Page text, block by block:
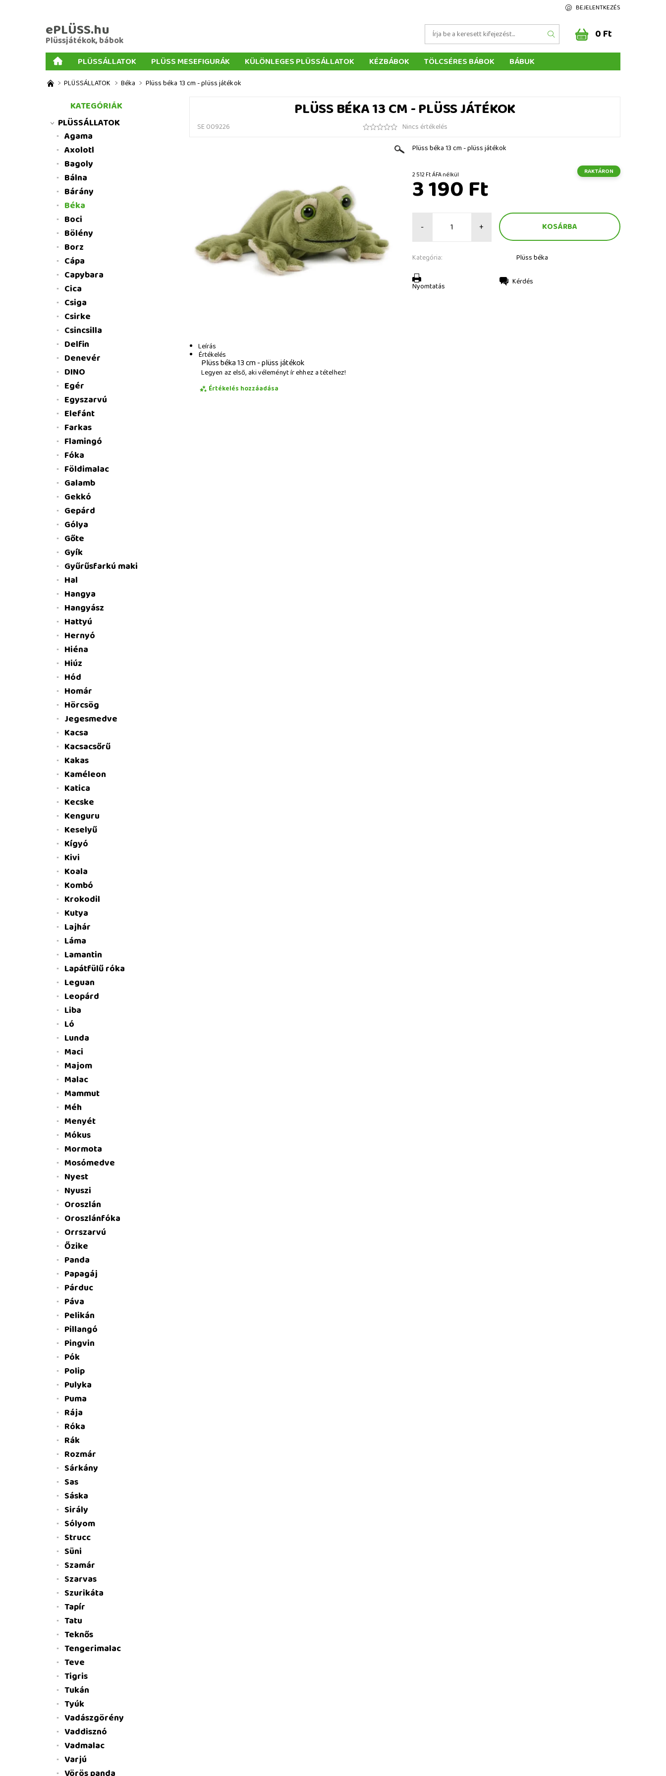
BEJELENTKEZÉS
ePLÜSS.hu
Plüssjátékok, bábok 0 Ft
PLÜSSÁLLATOK PLÜSS MESEFIGURÁK KÜLÖNLEGES PLÜSSÁLLATOK KÉZBÁBOK TÖLCSÉRES BÁBOK
BÁBUK
AJÁNDÉKOK PLÜSSÖKHÖZ
MENNYISÉGI KEDVEZMÉNYEK
ÜZLETI FELTÉTELEK
PLÜSSÁLLATOK Béka Plüss béka 13 cm - plüss játékok
PLÜSS BÉKA 13 CM - PLÜSS JÁTÉKOK
SE 009226
Nincs értékelés
Plüss béka 13 cm - plüss játékok
2 512 Ft ÁFA nélkül RAKTÁRON
3 190 Ft
- +
Kategória: Plüss béka
Nyomtatás Kérdés
Leírás
Értékelés
Plüss béka 13 cm - plüss játékok
Legyen az első, aki véleményt ír ehhez a tételhez!
Értékelés hozzáadása
KATEGÓRIÁK
PLÜSSÁLLATOK
Agama
Axolotl
Bagoly
Bálna
Bárány
Béka
Boci
Bölény
Borz
Cápa
Capybara
Cica
Csiga
Csirke
Csincsilla
Delfin
Denevér
DINO
Egér
Egyszarvú
Elefánt
Farkas
Flamingó
Fóka
Földimalac
Galamb
Gekkó
Gepárd
Gólya
Gőte
Gyík
Gyűrűsfarkú maki
Hal
Hangya
Hangyász
Hattyú
Hernyó
Hiéna
Hiúz
Hód
Homár
Hörcsög
Jegesmedve
Kacsa
Kacsacsőrű
Kakas
Kaméleon
Katica
Kecske
Kenguru
Keselyű
Kígyó
Kivi
Koala
Kombó
Krokodil
Kutya
Lajhár
Láma
Lamantin
Lapátfülű róka
Leguan
Leopárd
Liba
Ló
Lunda
Maci
Majom
Malac
Mammut
Méh
Menyét
Mókus
Mormota
Mosómedve
Nyest
Nyuszi
Oroszlán
Oroszlánfóka
Orrszarvú
Őzike
Panda
Papagáj
Párduc
Páva
Pelikán
Pillangó
Pingvin
Pók
Polip
Pulyka
Puma
Rája
Róka
Rák
Rozmár
Sárkány
Sas
Sáska
Sirály
Sólyom
Strucc
Süni
Szamár
Szarvas
Szurikáta
Tapír
Tatu
Teknős
Tengerimalac
Teve
Tigris
Tukán
Tyúk
Vadászgörény
Vaddisznó
Vadmalac
Varjú